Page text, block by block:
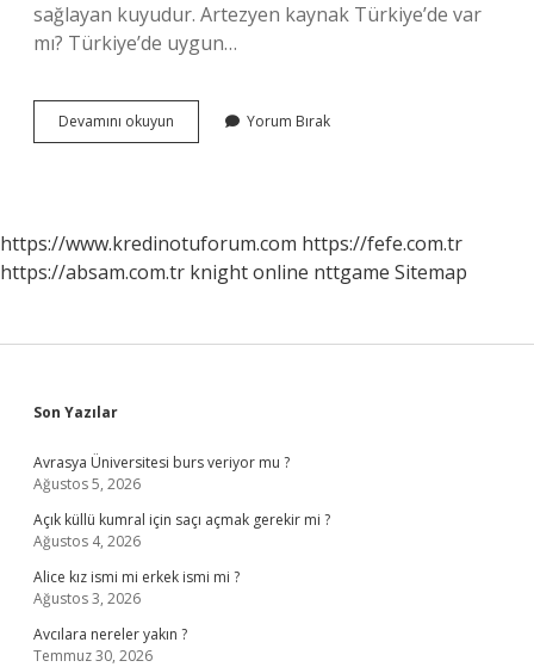
sağlayan kuyudur. Artezyen kaynak Türkiye’de var
mı? Türkiye’de uygun…
Devamını okuyun Artezyen
Kaynağı
Yorum Bırak
https://www.kredinotuforum.com https://fefe.com.tr
https://absam.com.tr knight online nttgame Sitemap
Sidebar
Son Yazılar
Avrasya Üniversitesi burs veriyor mu ?
Ağustos 5, 2026
Açık küllü kumral için saçı açmak gerekir mi ?
Ağustos 4, 2026
Alice kız ismi mi erkek ismi mi ?
Ağustos 3, 2026
Avcılara nereler yakın ?
Temmuz 30, 2026